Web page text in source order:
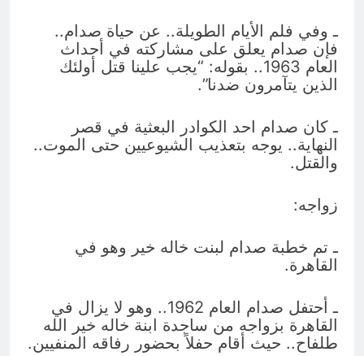
ـ وفي فلم الأيام الطويلة.. عن حياة صدام..
فإن صدام يعلق على مشاركته في أحداث
العام 1963.. بقوله: “يجب علينا قتل أولئك
الذين يتآمرون ضدنا”.
ـ كان صدام احد الكوادر البعثية في قصر
النهاية.. يوجه بتعذيب الشيوعيين حتى الموت..
والقتل.
زواجه:
ـ تم خطبة صدام لبنت خاله خير وهو في
القاهرة.
ـ أحتفل صدام العام 1962.. وهو لا يزال في
القاهرة بزواجه من ساجدة ابنة خاله خير الله
طلفاح.. حيث أقام حفلاً بحضور رفاقه المنفيين.